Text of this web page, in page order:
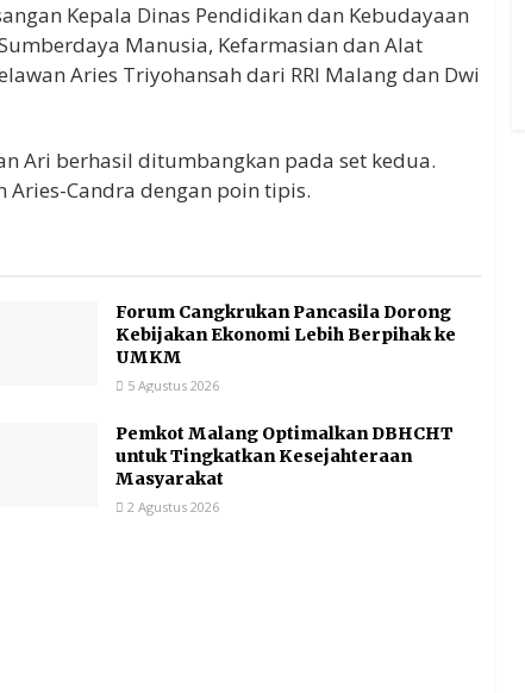
Kepala Dinas Pendidikan dan Kebudayaan
Manusia, Kefarmasian dan Alat
Aries Triyohansah dari RRI Malang dan Dwi
Ari berhasil ditumbangkan pada set kedua.
Aries-Candra dengan poin tipis.
Forum Cangkrukan Pancasila Dorong
Kebijakan Ekonomi Lebih Berpihak ke
UMKM
5 Agustus 2026
Pemkot Malang Optimalkan DBHCHT
untuk Tingkatkan Kesejahteraan
Masyarakat
2 Agustus 2026